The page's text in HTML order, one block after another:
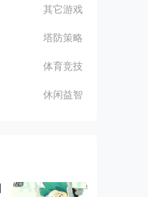
其它游戏
塔防策略
体育竞技
休闲益智